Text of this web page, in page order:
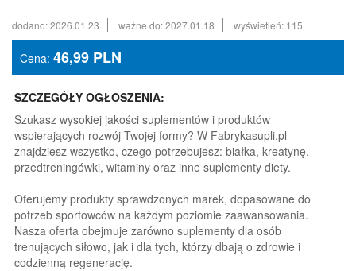
dodano: 2026.01.23 ważne do: 2027.01.18 wyświetleń: 115
Cena: 46,99 PLN
SZCZEGÓŁY OGŁOSZENIA:
Szukasz wysokiej jakości suplementów i produktów
wspierających rozwój Twojej formy? W Fabrykasupli.pl
znajdziesz wszystko, czego potrzebujesz: białka, kreatynę,
przedtreningówki, witaminy oraz inne suplementy diety.
Oferujemy produkty sprawdzonych marek, dopasowane do
potrzeb sportowców na każdym poziomie zaawansowania.
Nasza oferta obejmuje zarówno suplementy dla osób
trenujących siłowo, jak i dla tych, którzy dbają o zdrowie i
codzienną regenerację.